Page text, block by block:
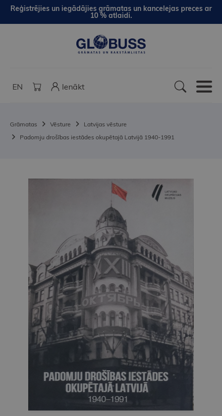
Reģistrējies un iegādājies grāmatas un kancelejas preces ar
10 % atlaidi.
EN Ienākt
Grāmatas Vēsture
Latvijas vēsture
Padomju drošības iestādes okupētajā Latvijā 1940-1991